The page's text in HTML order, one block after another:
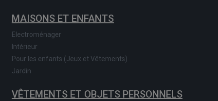
MAISONS ET ENFANTS
Electroménager
Intérieur
Pour les enfants (Jeux et Vêtements)
Jardin
VÊTEMENTS ET OBJETS PERSONNELS